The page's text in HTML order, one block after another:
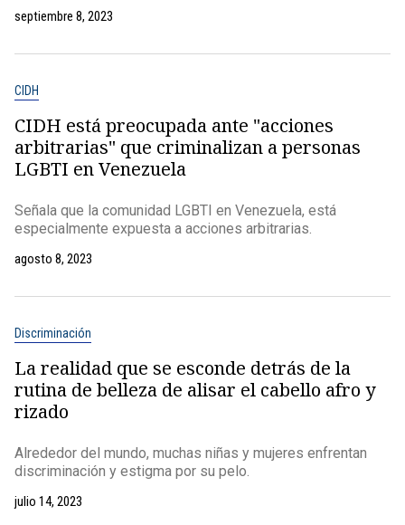
septiembre 8, 2023
CIDH
CIDH está preocupada ante "acciones
arbitrarias" que criminalizan a personas
LGBTI en Venezuela
Señala que la comunidad LGBTI en Venezuela, está
especialmente expuesta a acciones arbitrarias.
agosto 8, 2023
Discriminación
La realidad que se esconde detrás de la
rutina de belleza de alisar el cabello afro y
rizado
Alrededor del mundo, muchas niñas y mujeres enfrentan
discriminación y estigma por su pelo.
julio 14, 2023